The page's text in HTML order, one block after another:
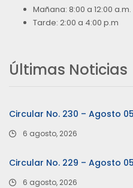
Mañana: 8:00 a 12:00 a.m.
Tarde: 2:00 a 4:00 p.m
Últimas Noticias
Circular No. 230 – Agosto
6 agosto, 2026
Circular No. 229 – Agosto
6 agosto, 2026